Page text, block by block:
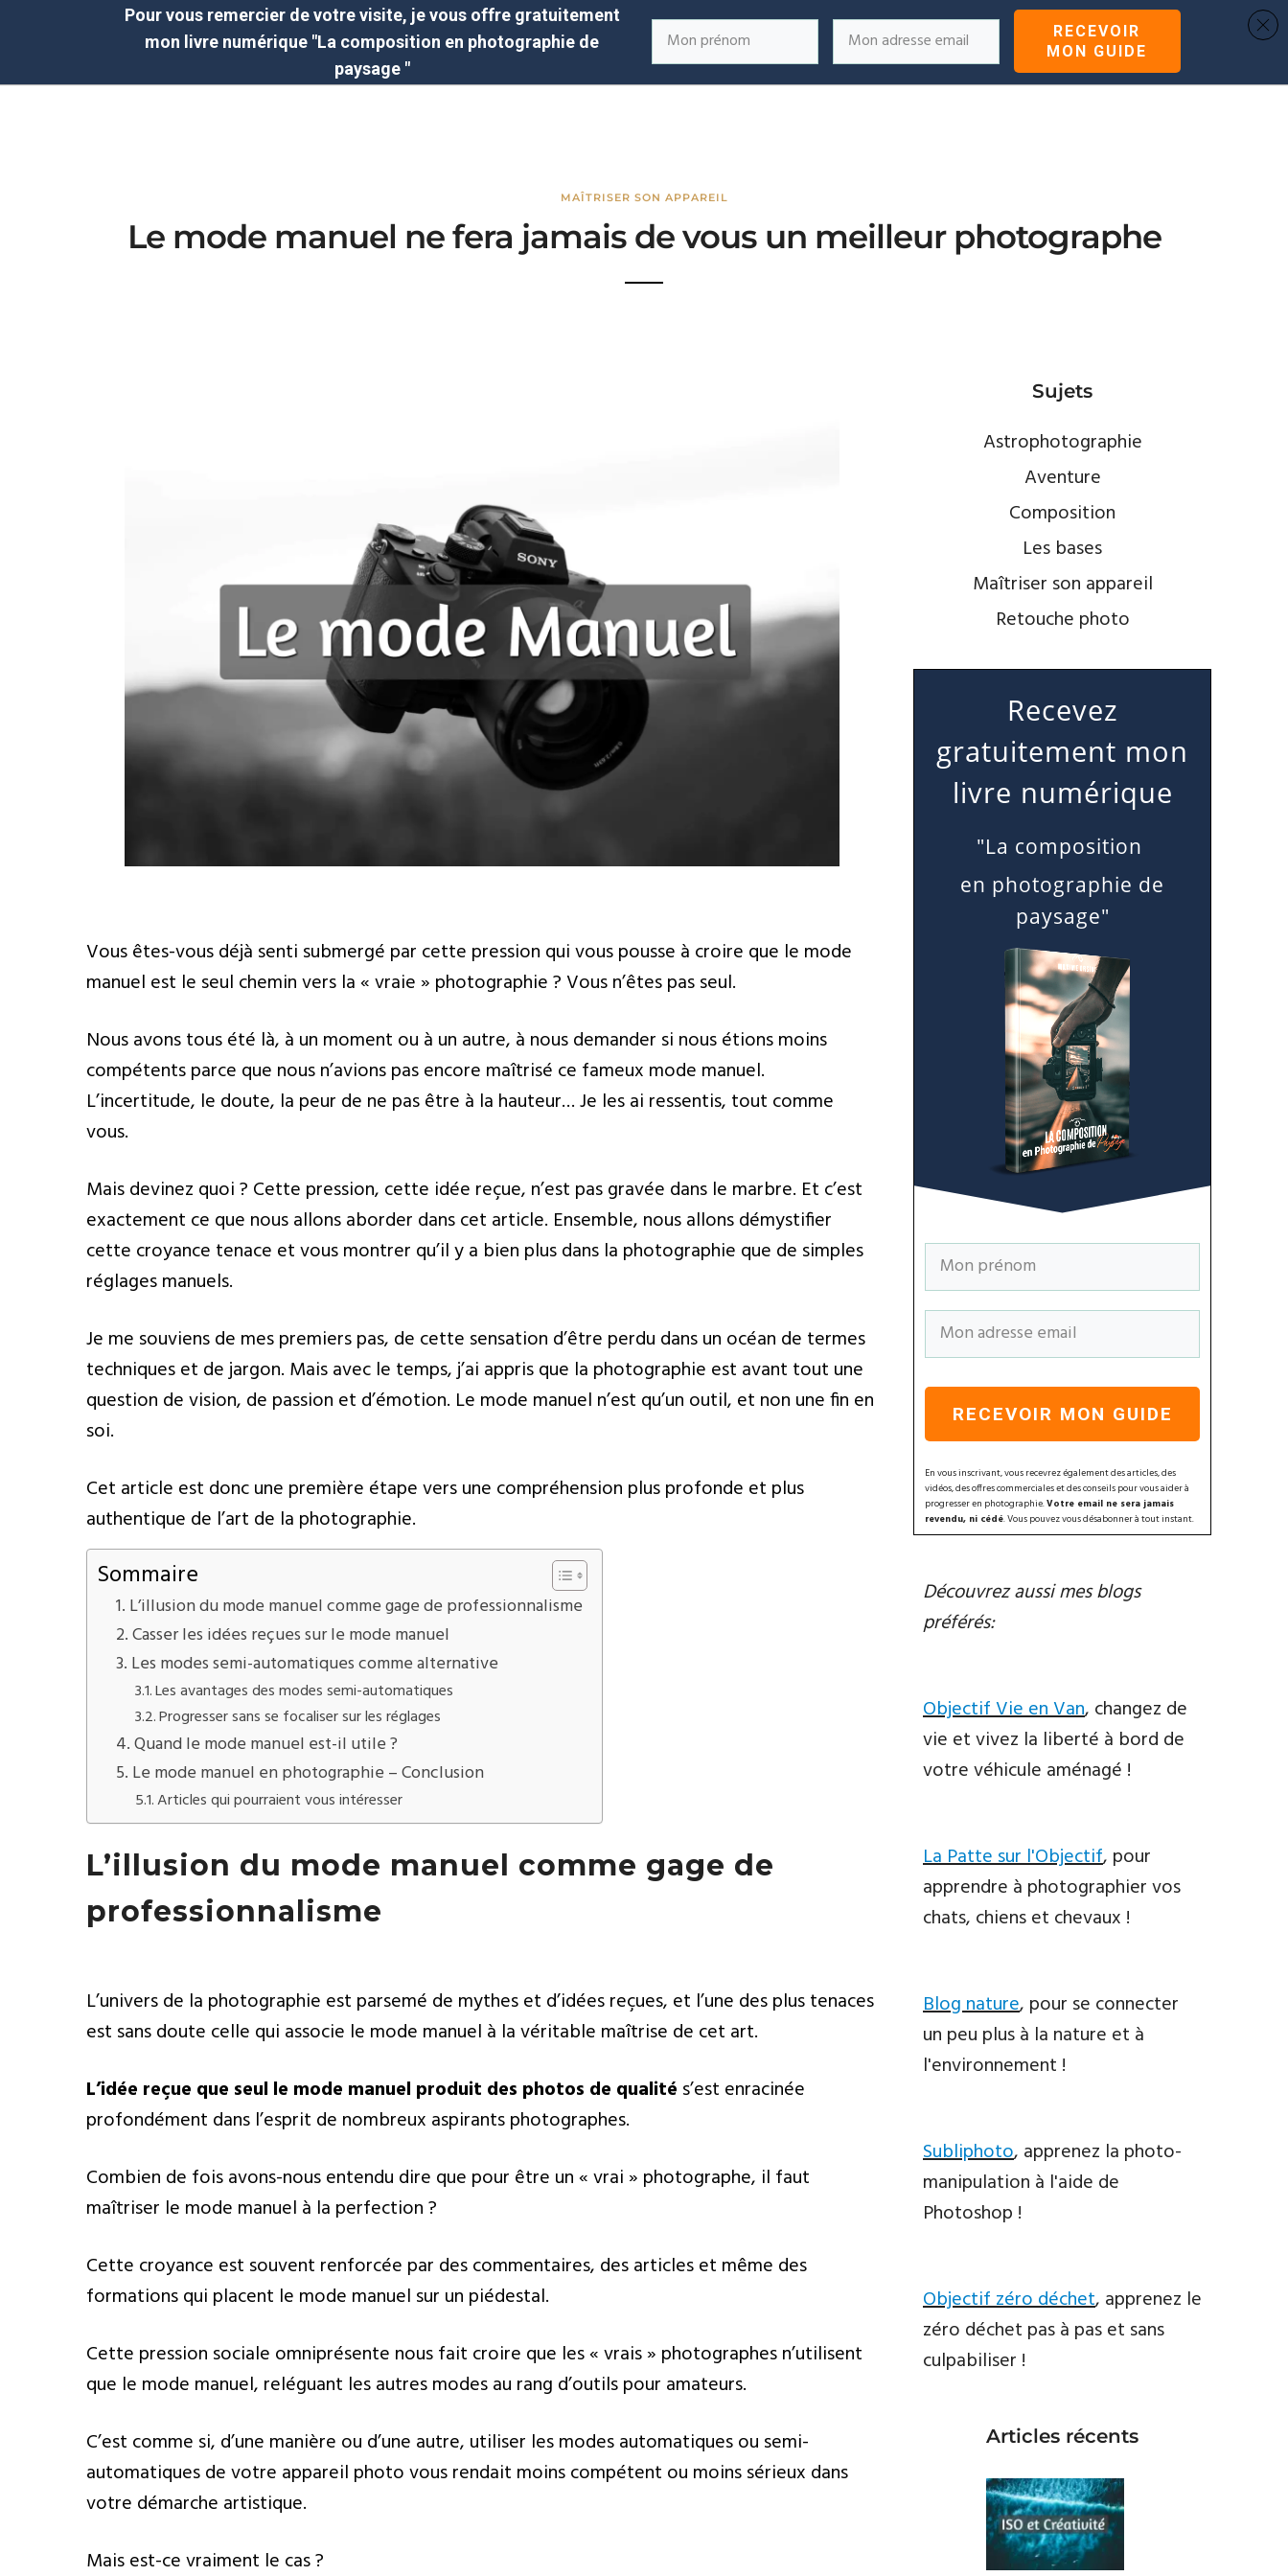
ACCUEIL PAR OÙ COMMENCER ? ARTICLES COACHING A PROPOS
MAÎTRISER SON APPAREIL
Le mode manuel ne fera jamais de vous un meilleur photographe
Vous êtes-vous déjà senti submergé par cette pression qui vous pousse à croire que le mode
manuel est le seul chemin vers la « vraie » photographie ? Vous n’êtes pas seul.
Nous avons tous été là, à un moment ou à un autre, à nous demander si nous étions moins
compétents parce que nous n’avions pas encore maîtrisé ce fameux mode manuel.
L’incertitude, le doute, la peur de ne pas être à la hauteur… Je les ai ressentis, tout comme
vous.
Mais devinez quoi ? Cette pression, cette idée reçue, n’est pas gravée dans le marbre. Et c’est
exactement ce que nous allons aborder dans cet article. Ensemble, nous allons démystifier
cette croyance tenace et vous montrer qu’il y a bien plus dans la photographie que de simples
réglages manuels.
Je me souviens de mes premiers pas, de cette sensation d’être perdu dans un océan de termes
techniques et de jargon. Mais avec le temps, j’ai appris que la photographie est avant tout une
question de vision, de passion et d’émotion. Le mode manuel n’est qu’un outil, et non une fin en
soi.
Cet article est donc une première étape vers une compréhension plus profonde et plus
authentique de l’art de la photographie.
Sommaire
L’illusion du mode manuel comme gage de professionnalisme
Casser les idées reçues sur le mode manuel
Les modes semi-automatiques comme alternative
Les avantages des modes semi-automatiques
Progresser sans se focaliser sur les réglages
Quand le mode manuel est-il utile ?
Le mode manuel en photographie – Conclusion
Articles qui pourraient vous intéresser
L’illusion du mode manuel comme gage de
professionnalisme
L’univers de la photographie est parsemé de mythes et d’idées reçues, et l’une des plus tenaces
est sans doute celle qui associe le mode manuel à la véritable maîtrise de cet art.
L’idée reçue que seul le mode manuel produit des photos de qualité s’est enracinée
profondément dans l’esprit de nombreux aspirants photographes.
Combien de fois avons-nous entendu dire que pour être un « vrai » photographe, il faut
maîtriser le mode manuel à la perfection ?
Cette croyance est souvent renforcée par des commentaires, des articles et même des
formations qui placent le mode manuel sur un piédestal.
Cette pression sociale omniprésente nous fait croire que les « vrais » photographes n’utilisent
que le mode manuel, reléguant les autres modes au rang d’outils pour amateurs.
C’est comme si, d’une manière ou d’une autre, utiliser les modes automatiques ou semi-
automatiques de votre appareil photo vous rendait moins compétent ou moins sérieux dans
votre démarche artistique.
Mais est-ce vraiment le cas ?
Sujets
Astrophotographie
Aventure
Composition
Les bases
Maîtriser son appareil
Retouche photo
Recevez
gratuitement mon
livre numérique
"La composition
en photographie de
paysage"
RECEVOIR MON GUIDE
En vous inscrivant, vous recevrez également des articles, des
vidéos, des offres commerciales et des conseils pour vous aider à
progresser en photographie.Votre email ne sera jamais
revendu, ni cédé. Vous pouvez vous désabonner à tout instant.
Découvrez aussi mes blogs
préférés:
Objectif Vie en Van, changez de
vie et vivez la liberté à bord de
votre véhicule aménagé !
La Patte sur l'Objectif, pour
apprendre à photographier vos
chats, chiens et chevaux !
Blog nature, pour se connecter
un peu plus à la nature et à
l'environnement !
Subliphoto, apprenez la photo-
manipulation à l'aide de
Photoshop !
Objectif zéro déchet, apprenez le
zéro déchet pas à pas et sans
culpabiliser !
Articles récents
Pour vous remercier de votre visite, je vous offre gratuitement
mon livre numérique "La composition en photographie de
paysage "
RECEVOIR
MON GUIDE